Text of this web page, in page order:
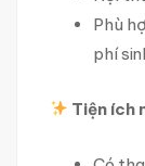
Phù
phí
Tiện ích